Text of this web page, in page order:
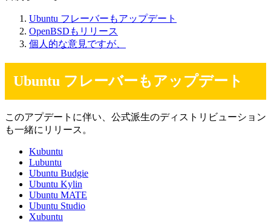
Ubuntu フレーバーもアップデート
OpenBSDもリリース
個人的な意見ですが、
Ubuntu フレーバーもアップデート
このアプデートに伴い、公式派生のディストリビューション
も一緒にリリース。
Kubuntu
Lubuntu
Ubuntu Budgie
Ubuntu Kylin
Ubuntu MATE
Ubuntu Studio
Xubuntu